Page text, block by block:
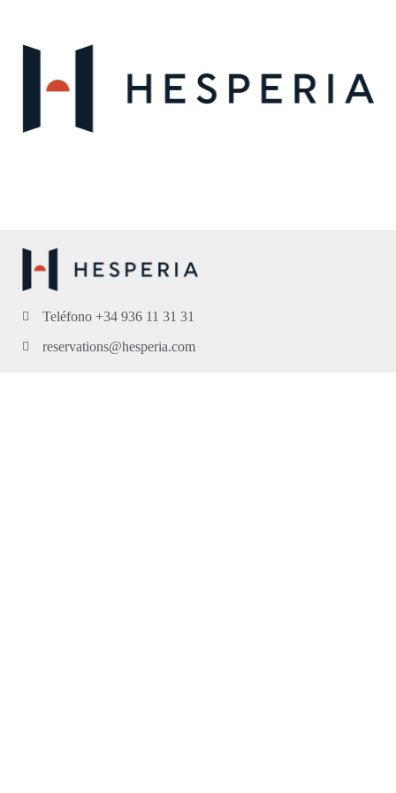
Teléfono +34 936 11 31 31
reservations@hesperia.com